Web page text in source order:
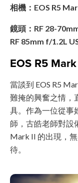
相機：EOS R5
鏡頭：RF 28-
RF 85mm f/1.2L
EOS R5
當談到 EOS R5
難掩的興奮之情，
具。作為一位從事
師，古皓老師對設
Mark II 的出現，
待。